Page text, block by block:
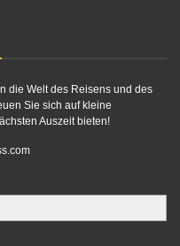
die Welt des Reisens und des
Sie sich auf kleine
Auszeit bieten!